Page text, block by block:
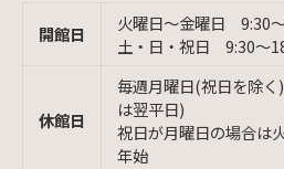
開館日
火曜日〜金曜日 9:30
土・日・祝日 9:30〜
休館日
毎週月曜日(祝日を除
は翌平日)
祝日が月曜日の場合は
年始